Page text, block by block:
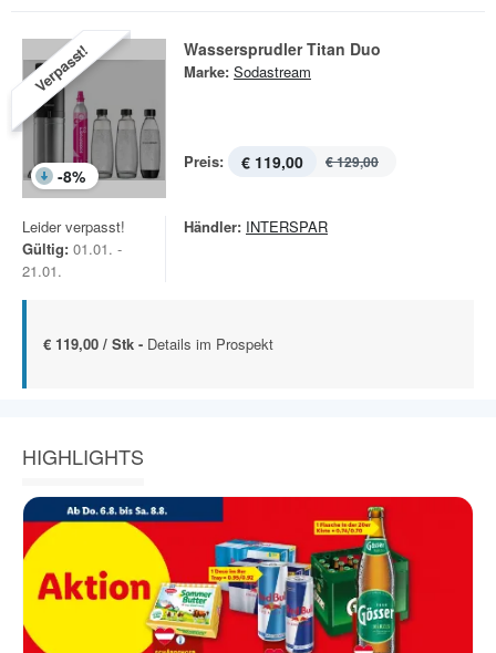
Verpasst!
-8%
Wassersprudler Titan Duo
Marke: Sodastream
Preis: € 119,00 € 129,00
Leider verpasst!
Gültig: 01.01. -
21.01.
Händler: INTERSPAR
€ 119,00 / Stk - Details im Prospekt
HIGHLIGHTS